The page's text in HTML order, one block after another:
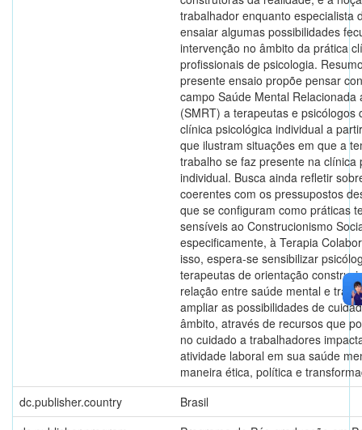
trabalhador enquanto especialista
ensaiar algumas possibilidades
intervenção no âmbito da prática
profissionais de psicologia.
presente ensaio propõe pensar
campo Saúde Mental Relacionada
(SMRT) a terapeutas e psicólogos
clínica psicológica individual a
que ilustram situações em que a
trabalho se faz presente na clínica
individual. Busca ainda refletir
coerentes com os pressupostos
que se configuram como práticas
sensíveis ao Construcionismo
especificamente, à Terapia
isso, espera-se sensibilizar
terapeutas de orientação
relação entre saúde mental e
ampliar as possibilidades de
âmbito, através de recursos que
no cuidado a trabalhadores
atividade laboral em sua saúde
maneira ética, política e
dc.publisher.country
Brasil